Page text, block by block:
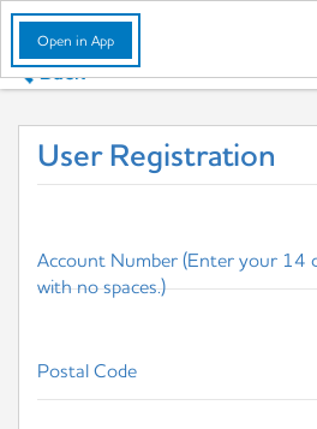
Open in App
User Registration
Account Number (Enter your 14
with no spaces.)
Postal Code